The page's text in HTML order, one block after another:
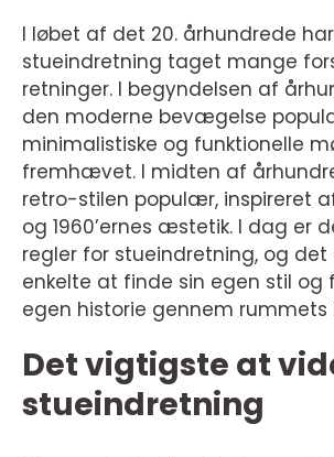
I løbet af det 20. århundrede har
stueindretning taget mange
retninger. I begyndelsen af
den moderne bevægelse
minimalistiske og funktionelle
fremhævet. I midten af
retro-stilen populær, inspireret af
og 1960’ernes æstetik. I dag er
regler for stueindretning, og det
enkelte at finde sin egen stil
egen historie gennem rummets
Det vigtigste at
stueindretning